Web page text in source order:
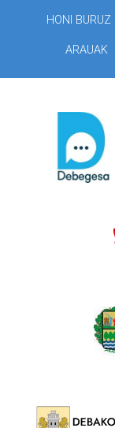
HONI BURUZ
ARAUAK